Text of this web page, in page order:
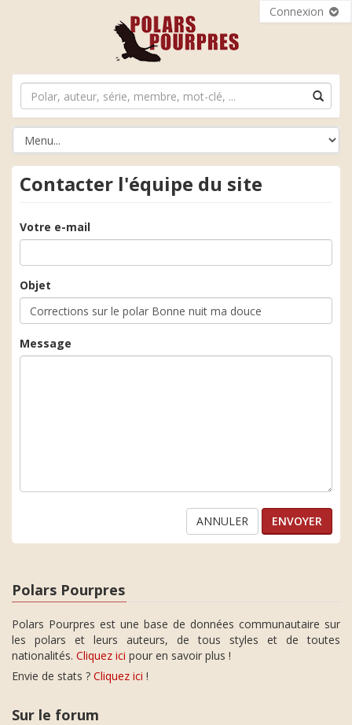
Connexion
Contacter l'équipe du site
Votre e-mail
Objet
Message
ANNULER
Polars Pourpres
Polars Pourpres est une base de données communautaire sur
les polars et leurs auteurs, de tous styles et de toutes
nationalités. Cliquez ici pour en savoir plus !
Envie de stats ? Cliquez ici !
Sur le forum